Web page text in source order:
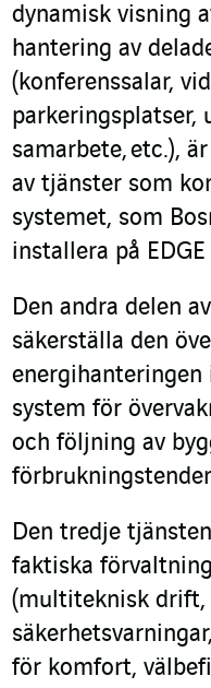
dynamisk visning
hantering av
(konferenssalar,
parkeringsplatser,
samarbete, etc.),
av tjänster som
systemet, som
installera på
Den andra delen
säkerställa den
system för
och följning av
Den tredje
faktiska
(multiteknisk drift,
för komfort,